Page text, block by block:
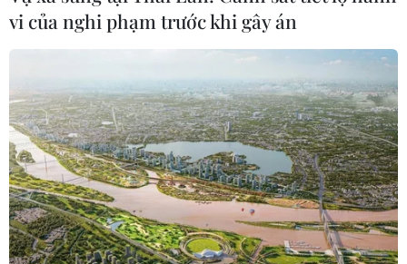
vi của nghi phạm trước khi gây án